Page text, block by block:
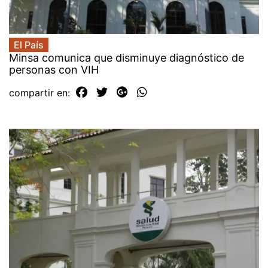
El País
Minsa comunica que disminuye diagnóstico de
personas con VIH
compartir en: